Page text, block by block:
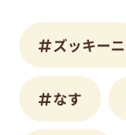
ズッキーニ
なす